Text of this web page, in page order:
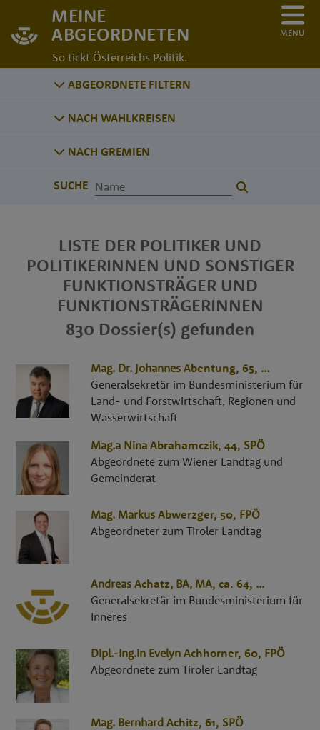
MEINE
ABGEORDNETEN
So tickt Österreichs Politik.
MENÜ
ABGEORDNETE FILTERN
NACH WAHLKREISEN
NACH GREMIEN
SUCHE
LISTE DER POLITIKER UND
POLITIKERINNEN UND SONSTIGER
FUNKTIONSTRÄGER UND
FUNKTIONSTRÄGERINNEN
830 Dossier(s) gefunden
Mag. Dr. Johannes Abentung, 65, ...
Generalsekretär im Bundesministerium für
Land- und Forstwirtschaft, Regionen und
Wasserwirtschaft
Mag.a Nina Abrahamczik, 44, SPÖ
Abgeordnete zum Wiener Landtag und
Gemeinderat
Mag. Markus Abwerzger, 50, FPÖ
Abgeordneter zum Tiroler Landtag
Andreas Achatz, BA, MA, ca. 64, ...
Generalsekretär im Bundesministerium für
Inneres
Dipl.-Ing.in Evelyn Achhorner, 60, FPÖ
Abgeordnete zum Tiroler Landtag
Mag. Bernhard Achitz, 61, SPÖ